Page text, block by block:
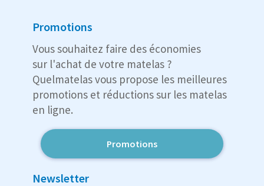
Promotions
Vous souhaitez faire des économies
sur l'achat de votre matelas ?
Quelmatelas vous propose les meilleures
promotions et réductions sur les matelas
en ligne.
Promotions
Newsletter